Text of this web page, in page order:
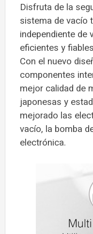
Disfruta de la
sistema de vacío
independiente de
eficientes y
Con el nuevo
componentes
mejor calidad de
japonesas y
mejorado las
vacío, la bomba
electrónica.